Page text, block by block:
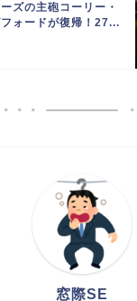
ズの主砲コーリー・
ォードが復帰！27...
窓際SE